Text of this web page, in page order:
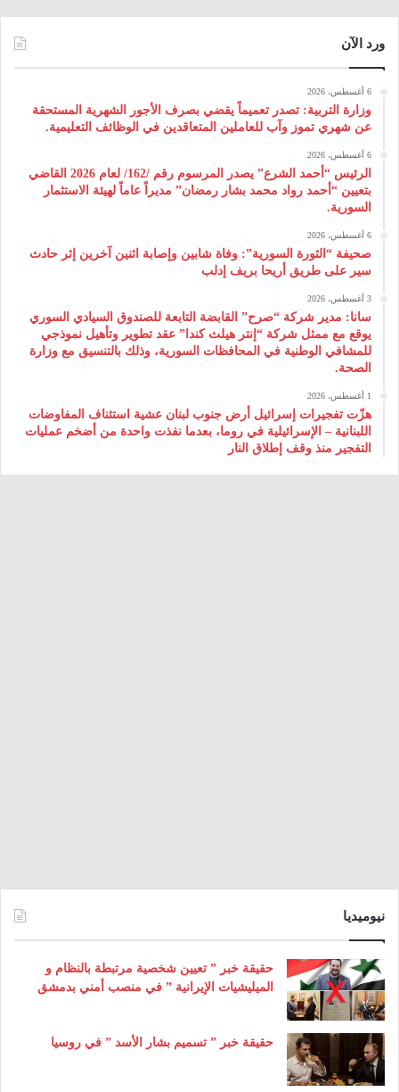
ورد الآن
6 أغسطس، 2026
وزارة التربية: تصدر تعميماً يقضي بصرف الأجور الشهرية المستحقة
عن شهري تموز وآب للعاملين المتعاقدين في الوظائف التعليمية.
6 أغسطس، 2026
الرئيس “أحمد الشرع” يصدر المرسوم رقم /162/ لعام 2026 ‌القاضي
بتعيين “أحمد رواد محمد بشار رمضان” مديراً عاماً لهيئة ‌الاستثمار
السورية.
6 أغسطس، 2026
صحيفة “الثورة السورية”: وفاة شابين وإصابة اثنين آخرين إثر حادث
سير على طريق أريحا بريف إدلب
3 أغسطس، 2026
سانا: مدير شركة “صرح” القابضة التابعة للصندوق السيادي السوري
يوقع مع ممثل شركة “إنتر هيلث كندا” عقد تطوير وتأهيل نموذجي
للمشافي الوطنية في المحافظات السورية، وذلك بالتنسيق مع وزارة
الصحة.
1 أغسطس، 2026
هزّت تفجيرات إسرائيل أرض جنوب لبنان عشية استئناف المفاوضات
اللبنانية – الإسرائيلية في روما، بعدما نفذت واحدة من أضخم عمليات
التفجير منذ وقف إطلاق النار
نيوميديا
حقيقة خبر ” تعيين شخصية مرتبطة بالنظام و
الميليشيات الإيرانية ” في منصب أمني بدمشق
حقيقة خبر ” تسميم بشار الأسد ” في روسيا